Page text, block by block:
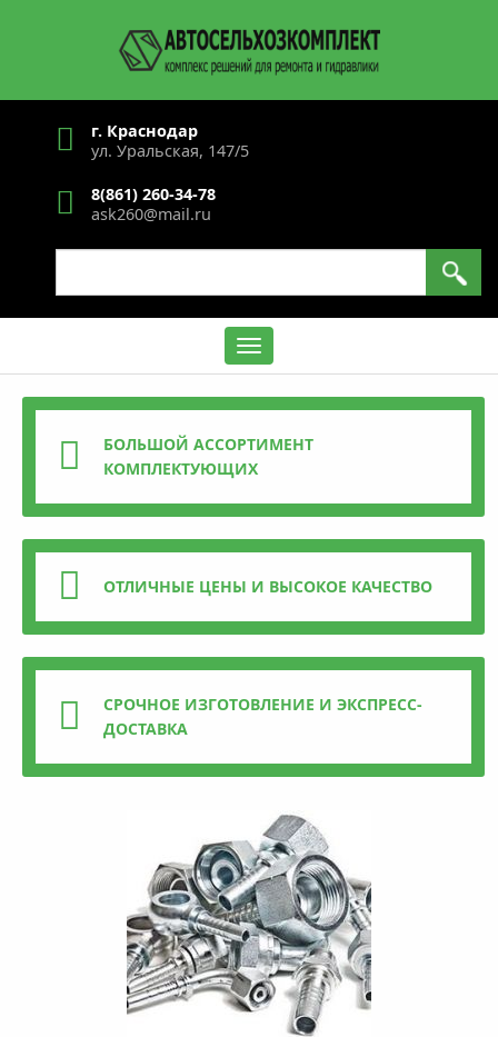
г. Краснодар
ул. Уральская, 147/5
8(861) 260-34-78
ask260@mail.ru
БОЛЬШОЙ АССОРТИМЕНТ
КОМПЛЕКТУЮЩИХ
ОТЛИЧНЫЕ ЦЕНЫ И ВЫСОКОЕ КАЧЕСТВО
СРОЧНОЕ ИЗГОТОВЛЕНИЕ И ЭКСПРЕСС-
ДОСТАВКА